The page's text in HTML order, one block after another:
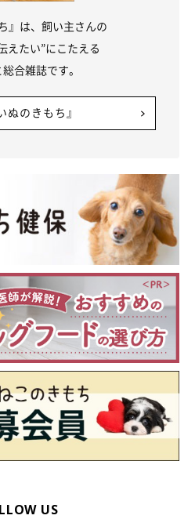
』は、飼い主さんの
えたい”にこたえる
合雑誌です。
ぬのきもち』
US